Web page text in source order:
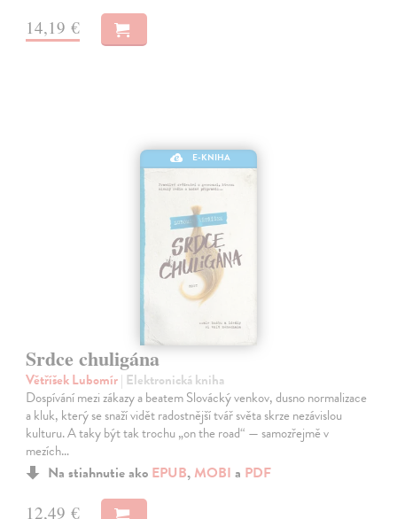
14,19 €
E-KNIHA
Srdce chuligána
Větříšek Lubomír| Elektronická kniha
Dospívání mezi zákazy a beatem Slovácký venkov, dusno normalizace
a kluk, který se snaží vidět radostnější tvář světa skrze nezávislou
kulturu. A taky být tak trochu „on the road“ — samozřejmě v
mezích…
Na stiahnutie ako EPUB, MOBI a PDF
12,49 €